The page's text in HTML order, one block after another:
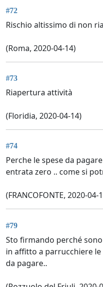
#72
Rischio altissimo di non
(Roma, 2020-04-14)
#73
Riapertura attività
(Floridia, 2020-04-14)
#74
Perche le spese da
entrata zero .. come si
(FRANCOFONTE, 2020-04-
#79
Sto firmando perché
in affitto a parrucchiere
da pagare..